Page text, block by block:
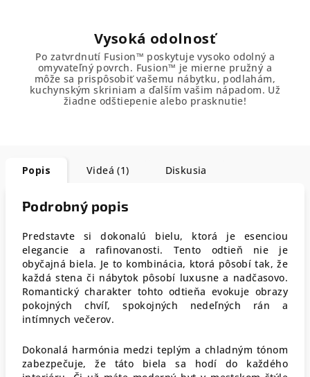
Vysoká odolnosť
Po zatvrdnutí Fusion™ poskytuje vysoko odolný a
omyvateľný povrch. Fusion™ je mierne pružný a
môže sa prispôsobiť vašemu nábytku, podlahám,
kuchynským skriniam a ďalším vašim nápadom. Už
žiadne odštiepenie alebo prasknutie!
Popis Videá (1) Diskusia
Podrobný popis
Predstavte si dokonalú bielu, ktorá je esenciou
elegancie a rafinovanosti. Tento odtieň nie je
obyčajná biela. Je to kombinácia, ktorá pôsobí tak, že
každá stena či nábytok pôsobí luxusne a nadčasovo.
Romantický charakter tohto odtieňa evokuje obrazy
pokojných chvíľ, spokojných nedeľných rán a
intímnych večerov.
Dokonalá harmónia medzi teplým a chladným tónom
zabezpečuje, že táto biela sa hodí do každého